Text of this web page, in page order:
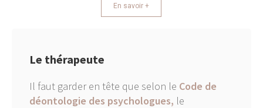
En savoir +
Le thérapeute
Il faut garder en tête que selon le Code de
déontologie des psychologues, le